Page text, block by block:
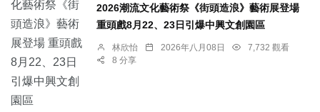
2026潮流文化藝術祭《街頭造浪》藝術展登場
重頭戲8月22、23日引爆中興文創園區
林欣怡 2026年八月08日
7,732 觀看
8 分享